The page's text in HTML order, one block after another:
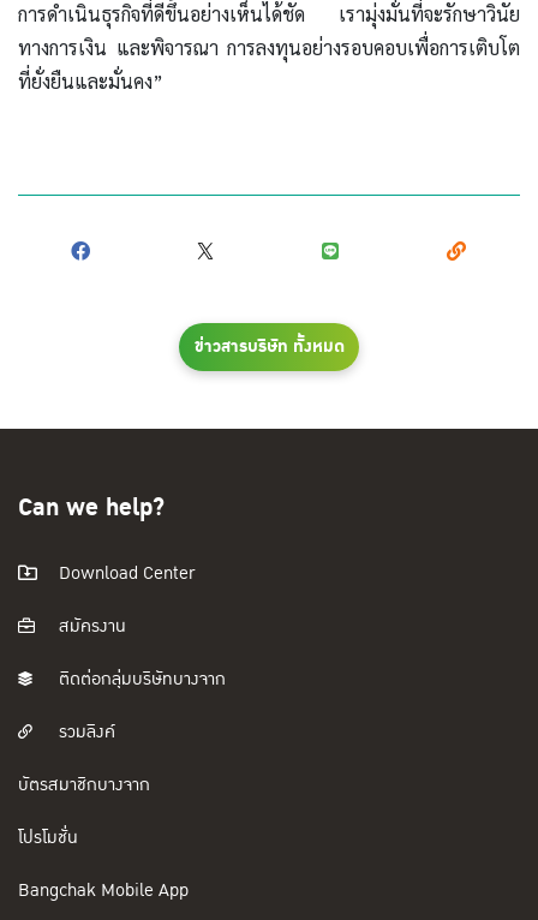
การดำเนินธุรกิจที่ดีขึ้นอย่างเห็นได้ชัด เรามุ่งมั่นที่จะรักษาวินัย
ทางการเงิน และพิจารณา การลงทุนอย่างรอบคอบเพื่อการเติบโต
ที่ยั่งยืนและมั่นคง”
ข่าวสารบริษัท ทั้งหมด
Can we help?
Download Center
สมัครงาน
ติดต่อกลุ่มบริษัทบางจาก
รวมลิงค์
บัตรสมาชิกบางจาก
โปรโมชั่น
Bangchak Mobile App